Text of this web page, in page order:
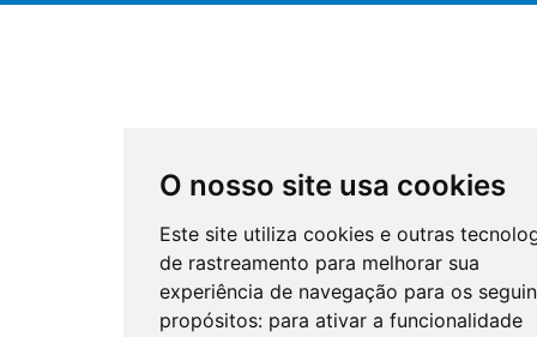
O nosso site usa cookies
Este site utiliza cookies e outras
de rastreamento para melhorar sua
experiência de navegação para os
propósitos: para ativar a funcionalidade